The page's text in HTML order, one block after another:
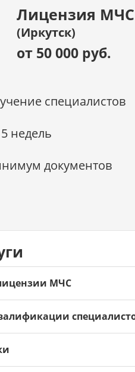
Лицензия МЧС
(Иркутск)
от 50 000 руб.
специалистов
недель
документов
МЧС